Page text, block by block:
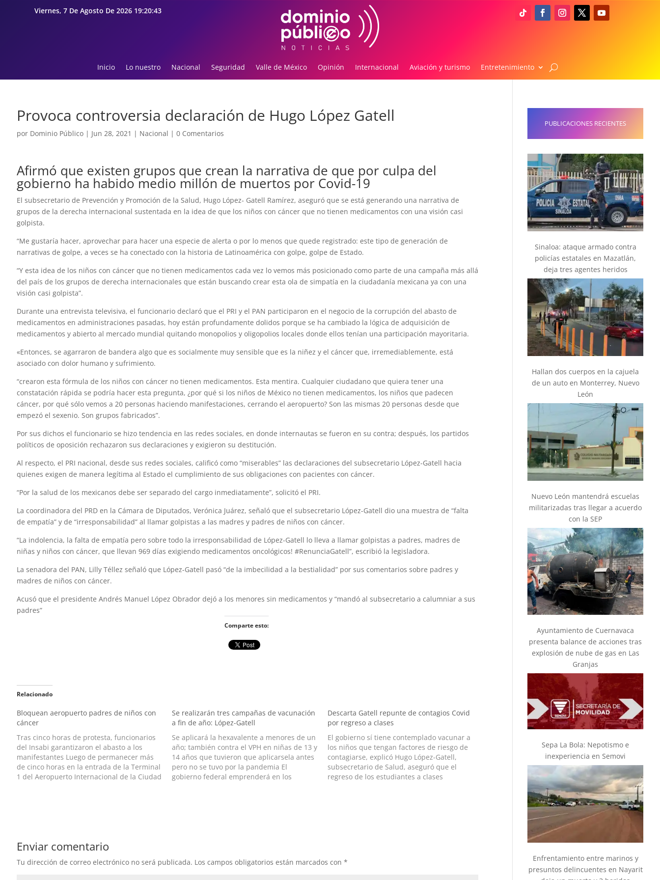
Viernes, 7 De Agosto De 2026 19:20:44
Inicio Lo nuestro Nacional Seguridad Valle de México Opinión Internacional Aviación y turismo Entretenimiento
Provoca controversia declaración de Hugo López Gatell
por Dominio Público| Jun 28, 2021 | Nacional | 0 Comentarios
Afirmó que existen grupos que crean la narrativa de que por culpa del
gobierno ha habido medio millón de muertos por Covid-19
El subsecretario de Prevención y Promoción de la Salud, Hugo López- Gatell Ramírez, aseguró que se está generando una narrativa de
grupos de la derecha internacional sustentada en la idea de que los niños con cáncer que no tienen medicamentos con una visión casi
golpista.
“Me gustaría hacer, aprovechar para hacer una especie de alerta o por lo menos que quede registrado: este tipo de generación de
narrativas de golpe, a veces se ha conectado con la historia de Latinoamérica con golpe, golpe de Estado.
“Y esta idea de los niños con cáncer que no tienen medicamentos cada vez lo vemos más posicionado como parte de una campaña más allá
del país de los grupos de derecha internacionales que están buscando crear esta ola de simpatía en la ciudadanía mexicana ya con una
visión casi golpista”.
Durante una entrevista televisiva, el funcionario declaró que el PRI y el PAN participaron en el negocio de la corrupción del abasto de
medicamentos en administraciones pasadas, hoy están profundamente dolidos porque se ha cambiado la lógica de adquisición de
medicamentos y abierto al mercado mundial quitando monopolios y oligopolios locales donde ellos tenían una participación mayoritaria.
«Entonces, se agarraron de bandera algo que es socialmente muy sensible que es la niñez y el cáncer que, irremediablemente, está
asociado con dolor humano y sufrimiento.
“crearon esta fórmula de los niños con cáncer no tienen medicamentos. Esta mentira. Cualquier ciudadano que quiera tener una
constatación rápida se podría hacer esta pregunta, ¿por qué si los niños de México no tienen medicamentos, los niños que padecen
cáncer, por qué sólo vemos a 20 personas haciendo manifestaciones, cerrando el aeropuerto? Son las mismas 20 personas desde que
empezó el sexenio. Son grupos fabricados”.
Por sus dichos el funcionario se hizo tendencia en las redes sociales, en donde internautas se fueron en su contra; después, los partidos
políticos de oposición rechazaron sus declaraciones y exigieron su destitución.
Al respecto, el PRI nacional, desde sus redes sociales, calificó como “miserables” las declaraciones del subsecretario López-Gatell hacia
quienes exigen de manera legítima al Estado el cumplimiento de sus obligaciones con pacientes con cáncer.
“Por la salud de los mexicanos debe ser separado del cargo inmediatamente”, solicitó el PRI.
La coordinadora del PRD en la Cámara de Diputados, Verónica Juárez, señaló que el subsecretario López-Gatell dio una muestra de “falta
de empatía” y de “irresponsabilidad” al llamar golpistas a las madres y padres de niños con cáncer.
“La indolencia, la falta de empatía pero sobre todo la irresponsabilidad de López-Gatell lo lleva a llamar golpistas a padres, madres de
niñas y niños con cáncer, que llevan 969 días exigiendo medicamentos oncológicos! #RenunciaGatell”, escribió la legisladora.
La senadora del PAN, Lilly Téllez señaló que López-Gatell pasó “de la imbecilidad a la bestialidad” por sus comentarios sobre padres y
madres de niños con cáncer.
Acusó que el presidente Andrés Manuel López Obrador dejó a los menores sin medicamentos y “mandó al subsecretario a calumniar a sus
padres”
Comparte esto:
Relacionado
Bloquean aeropuerto padres de niños con
cáncer
Tras cinco horas de protesta, funcionarios
del Insabi garantizaron el abasto a los
manifestantes Luego de permanecer más
de cinco horas en la entrada de la Terminal
1 del Aeropuerto Internacional de la Ciudad
Se realizarán tres campañas de vacunación
a fin de año: López-Gatell
Se aplicará la hexavalente a menores de un
año; también contra el VPH en niñas de 13 y
14 años que tuvieron que aplicarsela antes
pero no se tuvo por la pandemia El
gobierno federal emprenderá en los
Descarta Gatell repunte de contagios Covid
por regreso a clases
El gobierno sí tiene contemplado vacunar a
los niños que tengan factores de riesgo de
contagiarse, explicó Hugo López-Gatell,
subsecretario de Salud, aseguró que el
regreso de los estudiantes a clases
Enviar comentario
Tu dirección de correo electrónico no será publicada. Los campos obligatorios están marcados con *
PUBLICACIONES RECIENTES
Sinaloa: ataque armado contra
policías estatales en Mazatlán,
deja tres agentes heridos
Hallan dos cuerpos en la cajuela
de un auto en Monterrey, Nuevo
León
Nuevo León mantendrá escuelas
militarizadas tras llegar a acuerdo
con la SEP
Ayuntamiento de Cuernavaca
presenta balance de acciones tras
explosión de nube de gas en Las
Granjas
Sepa La Bola: Nepotismo e
inexperiencia en Semovi
Enfrentamiento entre marinos y
presuntos delincuentes en Nayarit